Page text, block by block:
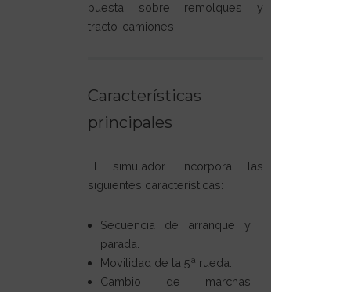
puesta sobre remolques y
tracto-camiones.
Características
principales
El simulador incorpora las
siguientes características:
Secuencia de arranque y
parada.
Movilidad de la 5ª rueda.
Cambio de marchas